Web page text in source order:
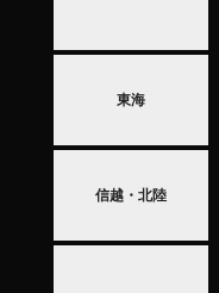
東海
信越・北陸